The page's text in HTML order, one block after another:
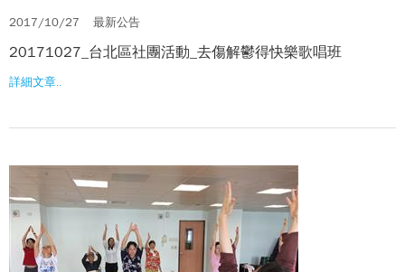
2017/10/27 最新公告
20171027_台北區社團活動_去傷解鬱得快樂歌唱班
詳細文章..